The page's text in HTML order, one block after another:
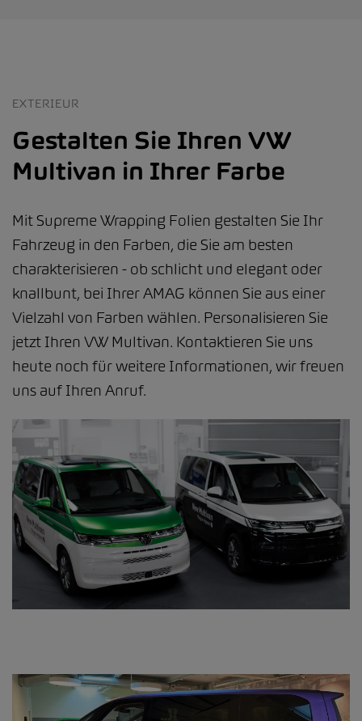
EXTERIEUR
Gestalten Sie Ihren VW
Multivan in Ihrer Farbe
Mit Supreme Wrapping Folien gestalten Sie Ihr
Fahrzeug in den Farben, die Sie am besten
charakterisieren - ob schlicht und elegant oder
knallbunt, bei Ihrer AMAG können Sie aus einer
Vielzahl von Farben wählen. Personalisieren Sie
jetzt Ihren VW Multivan. Kontaktieren Sie uns
heute noch für weitere Informationen, wir freuen
uns auf Ihren Anruf.